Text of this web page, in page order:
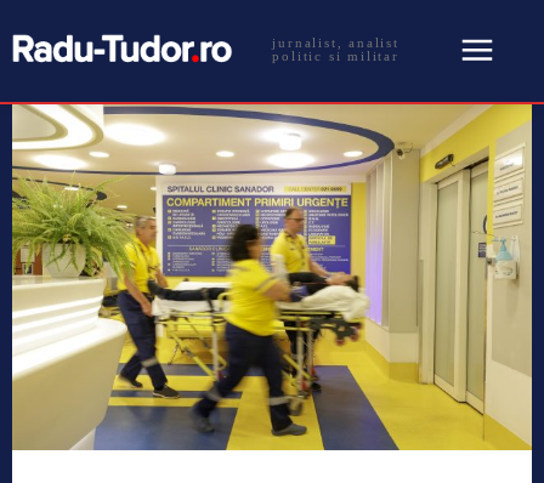
jurnalist, analist
politic si militar